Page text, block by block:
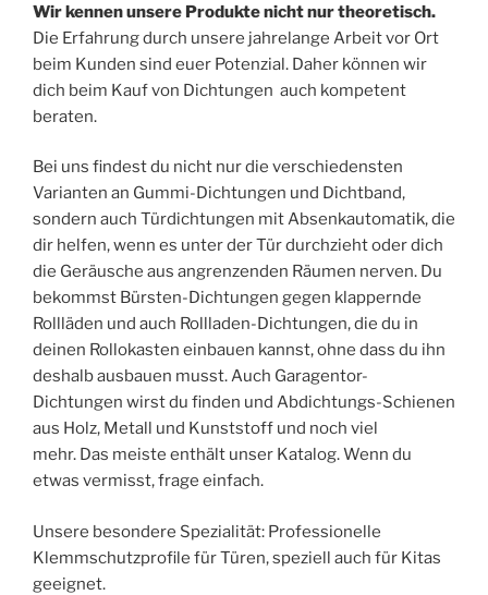
Wir kennen unsere Produkte nicht nur theoretisch.
Die Erfahrung durch unsere jahrelange Arbeit vor Ort
beim Kunden sind euer Potenzial. Daher können wir
dich beim Kauf von Dichtungen auch kompetent
beraten.
Bei uns findest du nicht nur die verschiedensten
Varianten an Gummi-Dichtungen und Dichtband,
sondern auch Türdichtungen mit Absenkautomatik, die
dir helfen, wenn es unter der Tür durchzieht oder dich
die Geräusche aus angrenzenden Räumen nerven. Du
bekommst Bürsten-Dichtungen gegen klappernde
Rollläden und auch Rollladen-Dichtungen, die du in
deinen Rollokasten einbauen kannst, ohne dass du ihn
deshalb ausbauen musst. Auch Garagentor-
Dichtungen wirst du finden und Abdichtungs-Schienen
aus Holz, Metall und Kunststoff und noch viel
mehr. Das meiste enthält unser Katalog. Wenn du
etwas vermisst, frage einfach.
Unsere besondere Spezialität: Professionelle
Klemmschutzprofile für Türen, speziell auch für Kitas
geeignet.